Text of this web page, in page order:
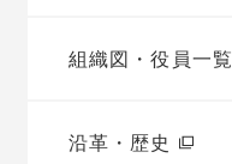
組織図・役員一覧
沿革・歴史